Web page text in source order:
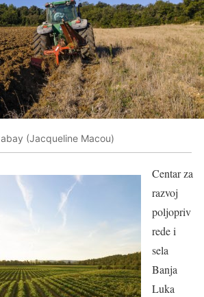
(Jacqueline Macou)
Centar za
razvoj
poljopriv
rede i
sela
Banja
Luka